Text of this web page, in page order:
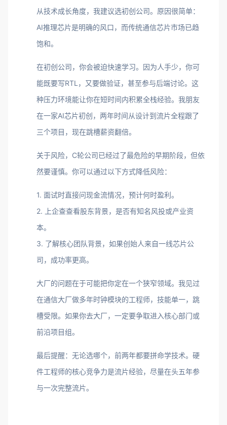
从技术成长角度，我建议选初创公司。原因很简单：
AI推理芯片是明确的风口，而传统通信芯片市场已趋
饱和。
在初创公司，你会被迫快速学习。因为人手少，你可
能既要写RTL，又要做验证，甚至参与后端讨论。这
种压力环境能让你在短时间内积累全栈经验。我朋友
在一家AI芯片初创，两年时间从设计到流片全程跟了
三个项目，现在跳槽薪资翻倍。
关于风险，C轮公司已经过了最危险的早期阶段，但依
然要谨慎。你可以通过以下方式降低风险：
1. 面试时直接问现金流情况，预计何时盈利。
2. 上企查查看股东背景，是否有知名风投或产业资
本。
3. 了解核心团队背景，如果创始人来自一线芯片公
司，成功率更高。
大厂的问题在于可能把你定在一个狭窄领域。我见过
在通信大厂做多年时钟模块的工程师，技能单一，跳
槽受限。如果你去大厂，一定要争取进入核心部门或
前沿项目组。
最后提醒：无论选哪个，前两年都要拼命学技术。硬
件工程师的核心竞争力是流片经验，尽量在头五年参
与一次完整流片。